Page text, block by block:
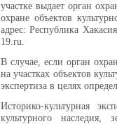
участке выдает орган
охране объектов
адрес: Республика
19.ru.
В случае, если орган
на участках объектов
экспертиза в целях
Историко-культурная
культурного наследия,